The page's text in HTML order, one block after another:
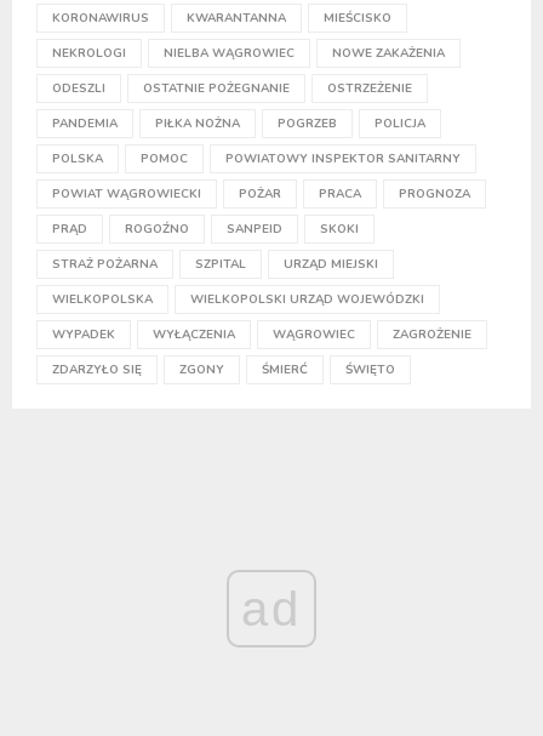
KORONAWIRUS KWARANTANNA MIEŚCISKO
NEKROLOGI NIELBA WĄGROWIEC NOWE ZAKAŻENIA
ODESZLI OSTATNIE POŻEGNANIE OSTRZEŻENIE
PANDEMIA PIŁKA NOŻNA POGRZEB POLICJA
POLSKA POMOC POWIATOWY INSPEKTOR SANITARNY
POWIAT WĄGROWIECKI POŻAR PRACA PROGNOZA
PRĄD ROGOŹNO SANPEID SKOKI
STRAŻ POŻARNA SZPITAL URZĄD MIEJSKI
WIELKOPOLSKA WIELKOPOLSKI URZĄD WOJEWÓDZKI
WYPADEK WYŁĄCZENIA WĄGROWIEC ZAGROŻENIE
ZDARZYŁO SIĘ ZGONY ŚMIERĆ ŚWIĘTO
ad